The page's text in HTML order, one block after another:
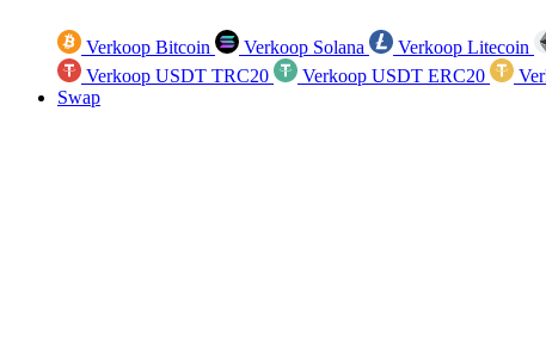
Verkoop Bitcoin Verkoop Solana Verkoop Litecoin
Verkoop USDT TRC20
Verkoop USDT ERC20
Swap